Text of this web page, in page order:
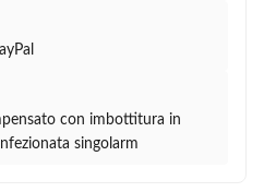
con imbottitura in
singolarm